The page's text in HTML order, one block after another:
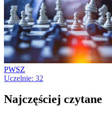
PWSZ
Uczelnie: 32
Najczęściej czytane